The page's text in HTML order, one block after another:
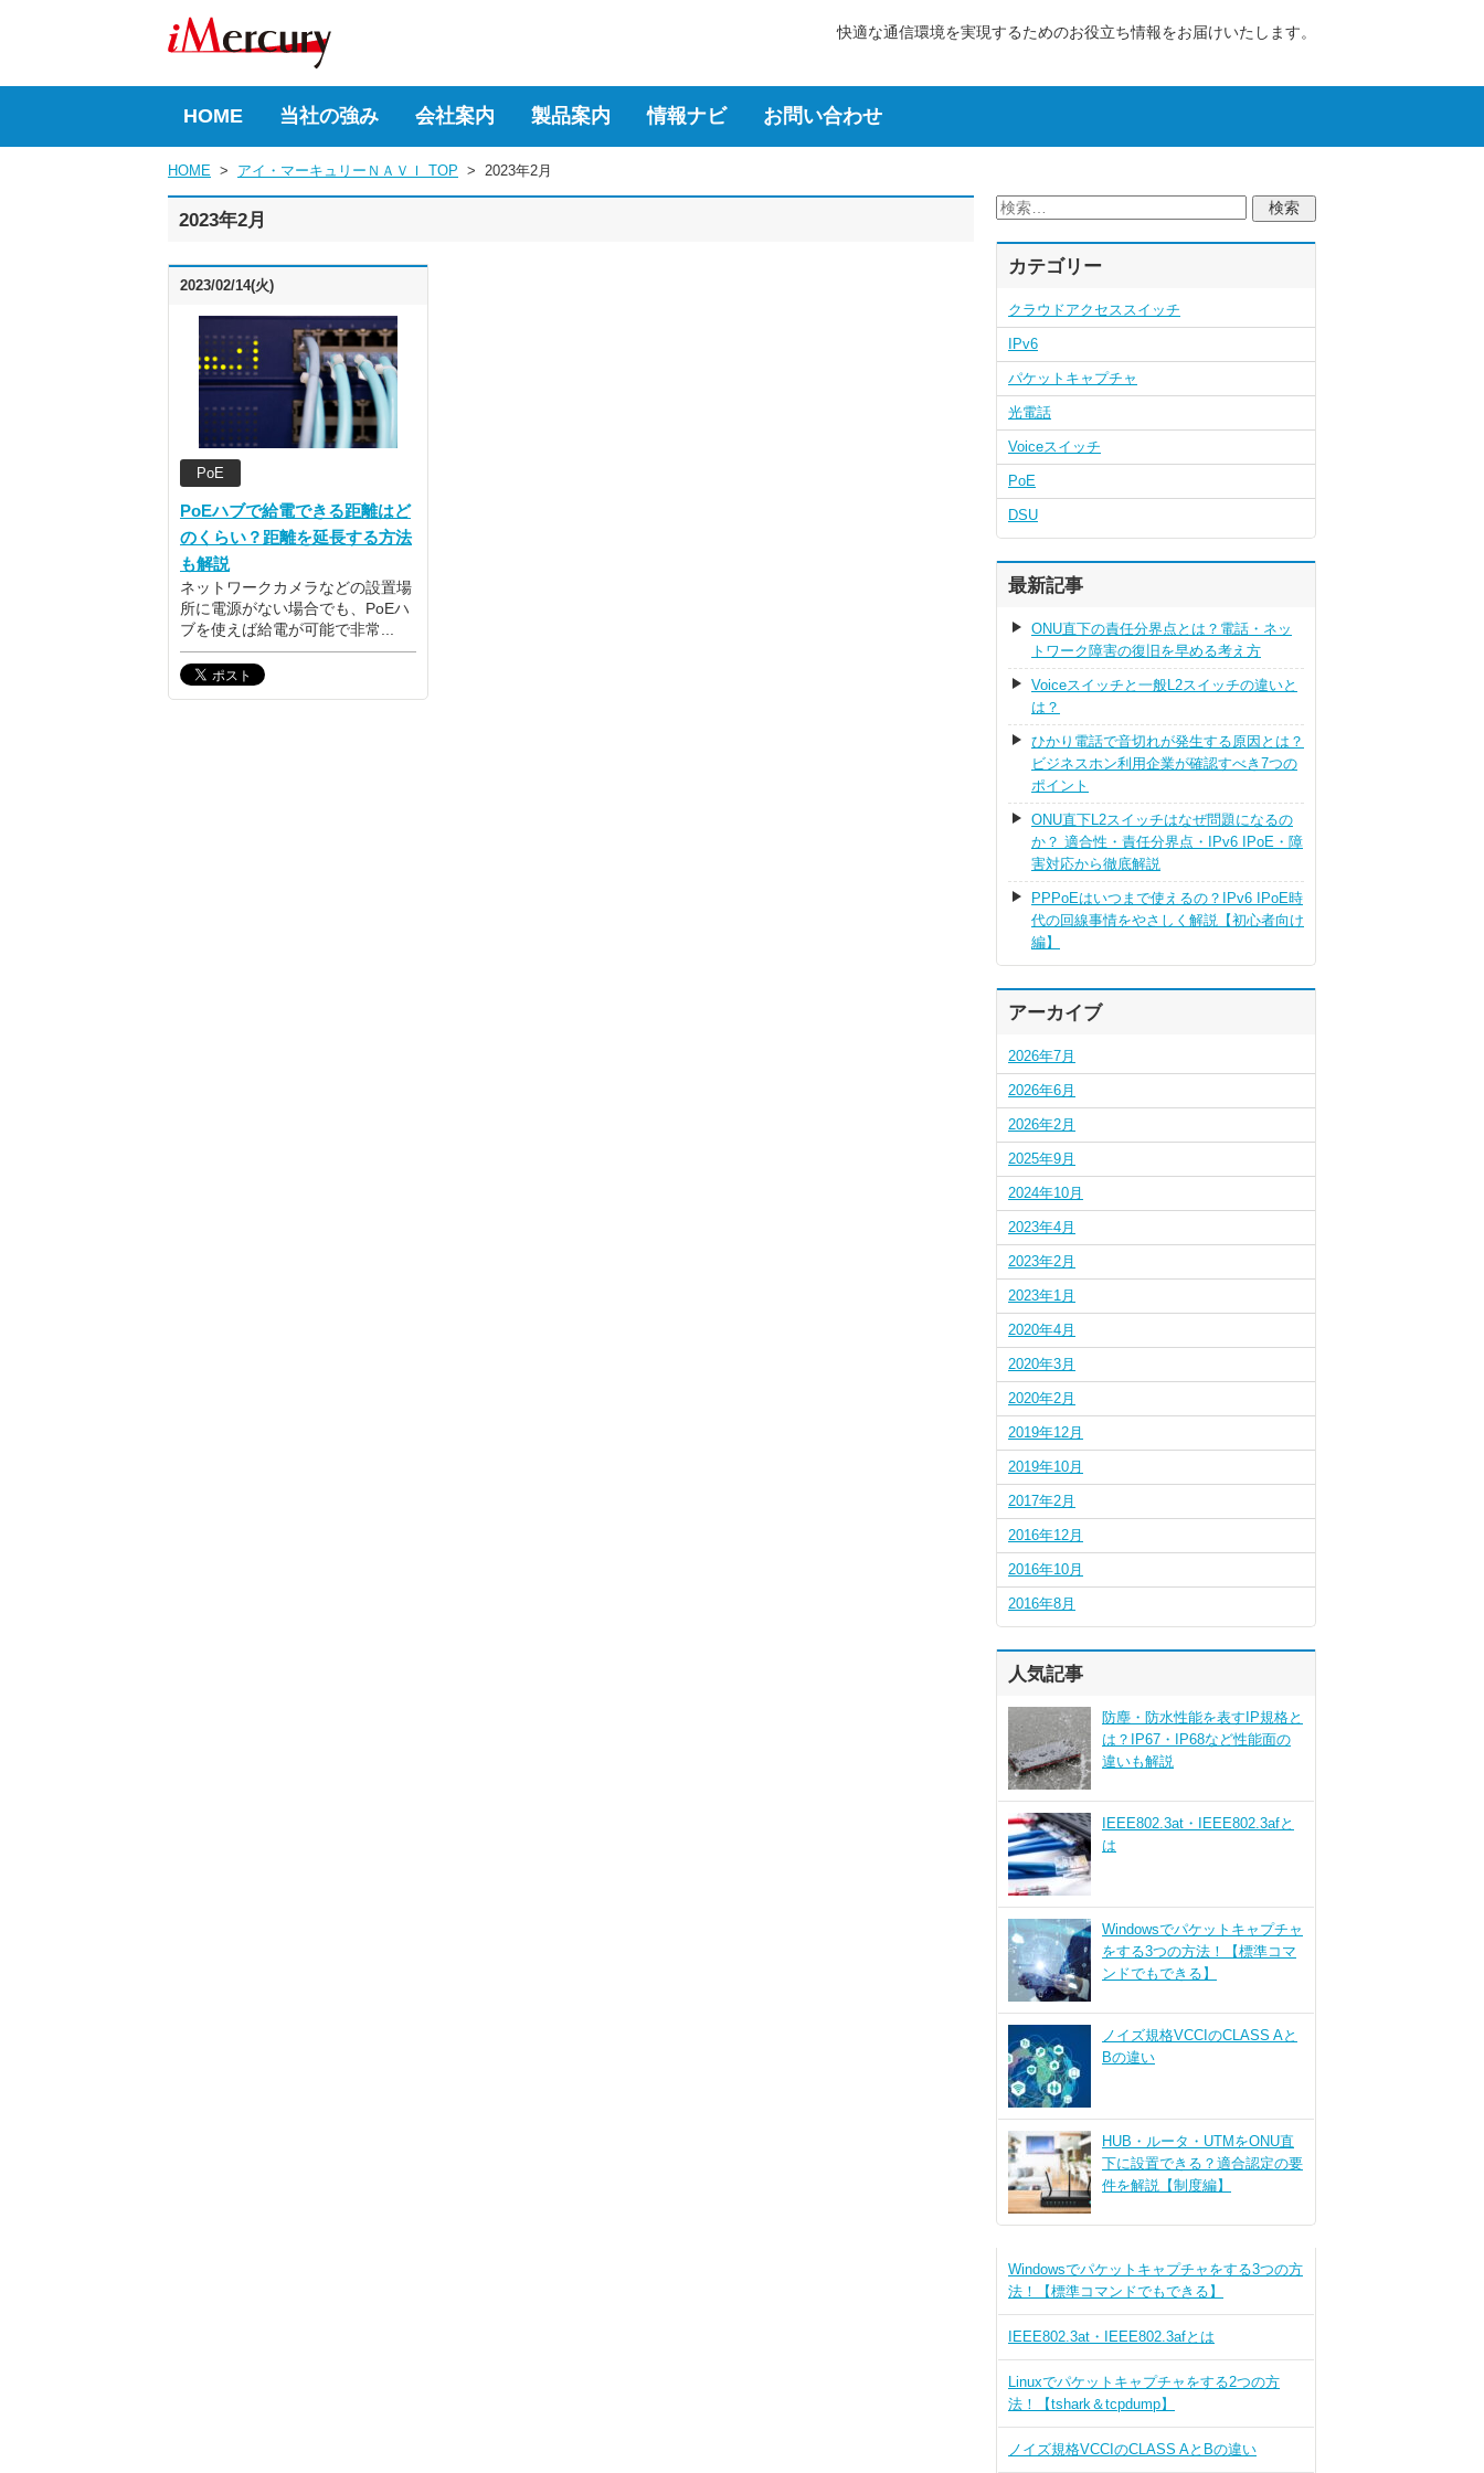
快適な通信環境を実現するためのお役立ち情報をお届けいたします。
HOME 当社の強み 会社案内 製品案内 情報ナビ お問い合わせ
HOME > アイ・マーキュリーＮＡＶＩ TOP > 2023年2月
2023年2月
2023/02/14(火)
PoE
PoEハブで給電できる距離はど
のくらい？距離を延長する方法
も解説
ネットワークカメラなどの設置場
所に電源がない場合でも、PoEハ
ブを使えば給電が可能で非常...
カテゴリー
クラウドアクセススイッチ
IPv6
パケットキャプチャ
光電話
Voiceスイッチ
PoE
DSU
最新記事
ONU直下の責任分界点とは？電話・ネッ
トワーク障害の復旧を早める考え方
Voiceスイッチと一般L2スイッチの違いと
は？
ひかり電話で音切れが発生する原因とは？
ビジネスホン利用企業が確認すべき7つの
ポイント
ONU直下L2スイッチはなぜ問題になるの
か？ 適合性・責任分界点・IPv6 IPoE・障
害対応から徹底解説
PPPoEはいつまで使えるの？IPv6 IPoE時
代の回線事情をやさしく解説【初心者向け
編】
アーカイブ
2026年7月
2026年6月
2026年2月
2025年9月
2024年10月
2023年4月
2023年2月
2023年1月
2020年4月
2020年3月
2020年2月
2019年12月
2019年10月
2017年2月
2016年12月
2016年10月
2016年8月
人気記事
防塵・防水性能を表すIP規格と
は？IP67・IP68など性能面の
違いも解説
IEEE802.3at・IEEE802.3afと
は
Windowsでパケットキャプチャ
をする3つの方法！【標準コマ
ンドでもできる】
ノイズ規格VCCIのCLASS Aと
Bの違い
HUB・ルータ・UTMをONU直
下に設置できる？適合認定の要
件を解説【制度編】
Windowsでパケットキャプチャをする3つの方
法！【標準コマンドでもできる】
IEEE802.3at・IEEE802.3afとは
Linuxでパケットキャプチャをする2つの方
法！【tshark＆tcpdump】
ノイズ規格VCCIのCLASS AとBの違い